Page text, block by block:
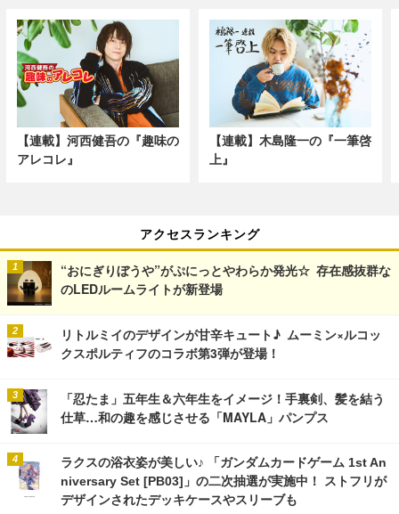
【連載】河西健吾の『趣味の
アレコレ』
【連載】木島隆一の『一筆啓
上』
アクセスランキング
“おにぎりぼうや”がぷにっとやわらか発光☆ 存在感抜群な
のLEDルームライトが新登場
リトルミイのデザインが甘辛キュート♪ ムーミン×ルコッ
クスポルティフのコラボ第3弾が登場！
「忍たま」五年生＆六年生をイメージ！手裏剣、髪を結う
仕草…和の趣を感じさせる「MAYLA」パンプス
ラクスの浴衣姿が美しい♪ 「ガンダムカードゲーム 1st An
niversary Set [PB03]」の二次抽選が実施中！ ストフリが
デザインされたデッキケースやスリーブも